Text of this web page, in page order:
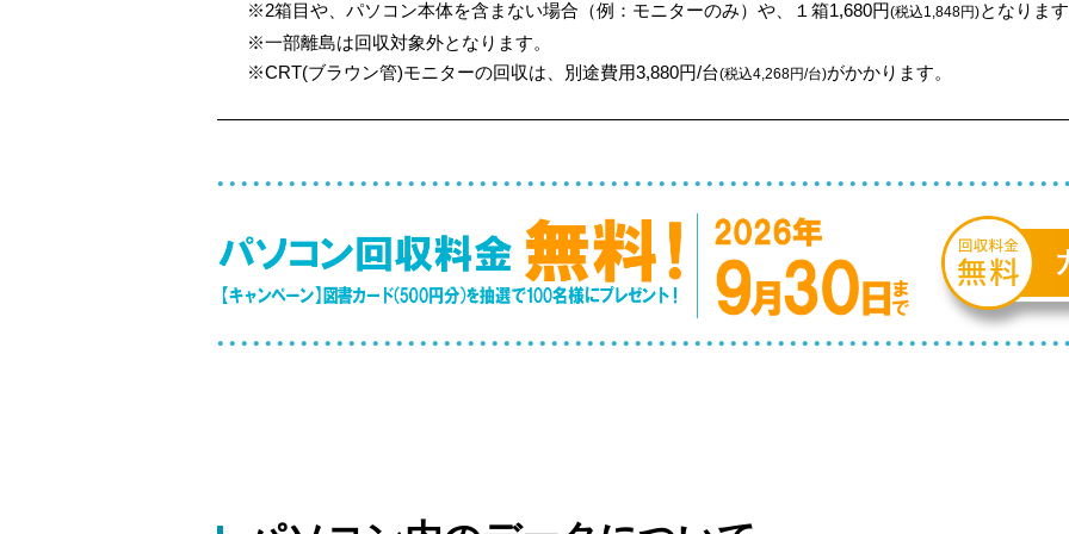
※2箱目や、パソコン本体を含まない場合（例：モニターのみ）や、１箱1,680円(税込1,848円)となりま
※一部離島は回収対象外となります。
※CRT(ブラウン管)モニターの回収は、別途費用3,880円/台(税込4,268円/台)がかかります。